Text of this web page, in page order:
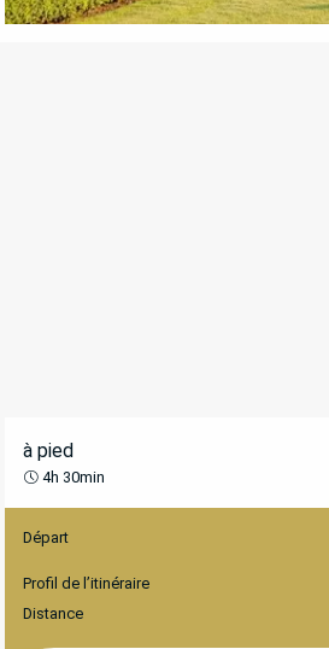
à pied
4h 30min
INFORMATIONS
Départ
Profil de l’itinéraire
Distance